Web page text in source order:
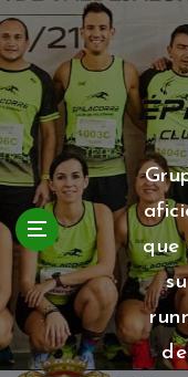
S
a
l
t
a
r
a
l
e
n
i
que